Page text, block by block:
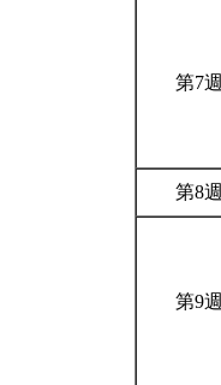
第7週
第8週
第9週